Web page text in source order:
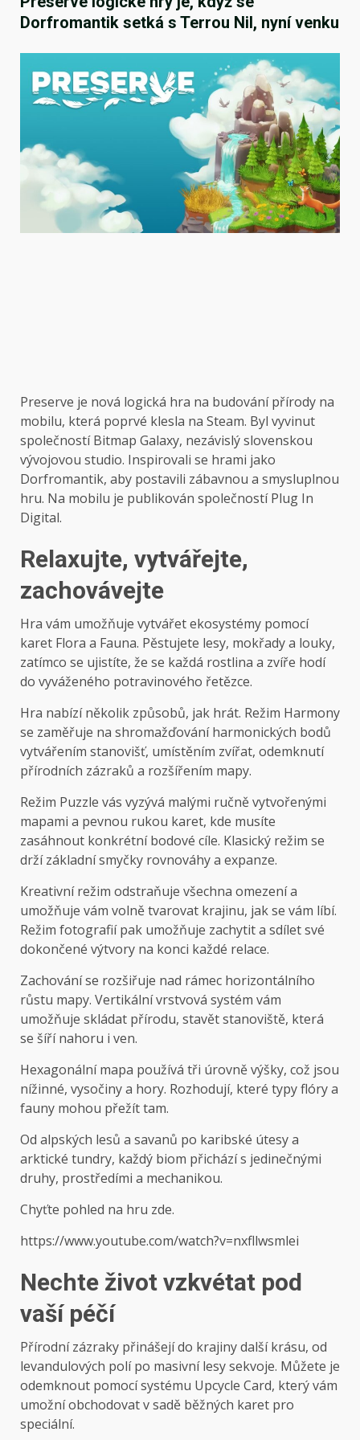
Dorfromantik setká s Terrou Nil, nyní venku
Preserve je nová logická hra na budování přírody na
mobilu, která poprvé klesla na Steam. Byl vyvinut
společností Bitmap Galaxy, nezávislý slovenskou
vývojovou studio. Inspirovali se hrami jako
Dorfromantik, aby postavili zábavnou a smysluplnou
hru. Na mobilu je publikován společností Plug In
Digital.
Relaxujte, vytvářejte,
zachovávejte
Hra vám umožňuje vytvářet ekosystémy pomocí
karet Flora a Fauna. Pěstujete lesy, mokřady a louky,
zatímco se ujistíte, že se každá rostlina a zvíře hodí
do vyváženého potravinového řetězce.
Hra nabízí několik způsobů, jak hrát. Režim Harmony
se zaměřuje na shromažďování harmonických bodů
vytvářením stanovišť, umístěním zvířat, odemknutí
přírodních zázraků a rozšířením mapy.
Režim Puzzle vás vyzývá malými ručně vytvořenými
mapami a pevnou rukou karet, kde musíte
zasáhnout konkrétní bodové cíle. Klasický režim se
drží základní smyčky rovnováhy a expanze.
Kreativní režim odstraňuje všechna omezení a
umožňuje vám volně tvarovat krajinu, jak se vám líbí.
Režim fotografií pak umožňuje zachytit a sdílet své
dokončené výtvory na konci každé relace.
Zachování se rozšiřuje nad rámec horizontálního
růstu mapy. Vertikální vrstvová systém vám
umožňuje skládat přírodu, stavět stanoviště, která
se šíří nahoru i ven.
Hexagonální mapa používá tři úrovně výšky, což jsou
nížinné, vysočiny a hory. Rozhodují, které typy flóry a
fauny mohou přežít tam.
Od alpských lesů a savanů po karibské útesy a
arktické tundry, každý biom přichází s jedinečnými
druhy, prostředími a mechanikou.
Chyťte pohled na hru zde.
https://www.youtube.com/watch?v=nxfllwsmlei
Nechte život vzkvétat pod
vaší péčí
Přírodní zázraky přinášejí do krajiny další krásu, od
levandulových polí po masivní lesy sekvoje. Můžete je
odemknout pomocí systému Upcycle Card, který vám
umožní obchodovat v sadě běžných karet pro
speciální.